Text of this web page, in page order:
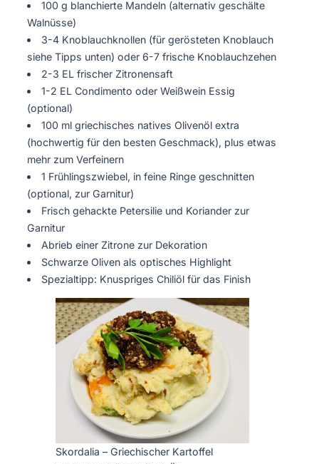
100 g blanchierte Mandeln (alternativ geschälte
Walnüsse)
3-4 Knoblauchknollen (für gerösteten Knoblauch
siehe Tipps unten) oder 6-7 frische Knoblauchzehen
2-3 EL frischer Zitronensaft
1-2 EL Condimento oder Weißwein Essig
(optional)
100 ml griechisches natives Olivenöl extra
(hochwertig für den besten Geschmack), plus etwas
mehr zum Verfeinern
1 Frühlingszwiebel, in feine Ringe geschnitten
(optional, zur Garnitur)
Frisch gehackte Petersilie und Koriander zur
Garnitur
Abrieb einer Zitrone zur Dekoration
Schwarze Oliven als optisches Highlight
Spezialtipp: Knuspriges Chiliöl für das Finish
Skordalia – Griechischer Kartoffel